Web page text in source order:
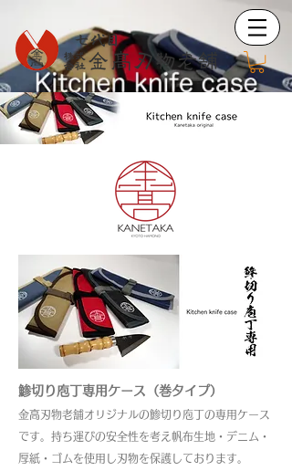
鯵切り庖丁専用ケース（巻タイプ）
金高刃物老舗オリジナルの鯵切り庖丁の専用ケース
です。持ち運びの安全性を考え帆布生地・デニム・
厚紙・ゴムを使用し刃物を保護しております。